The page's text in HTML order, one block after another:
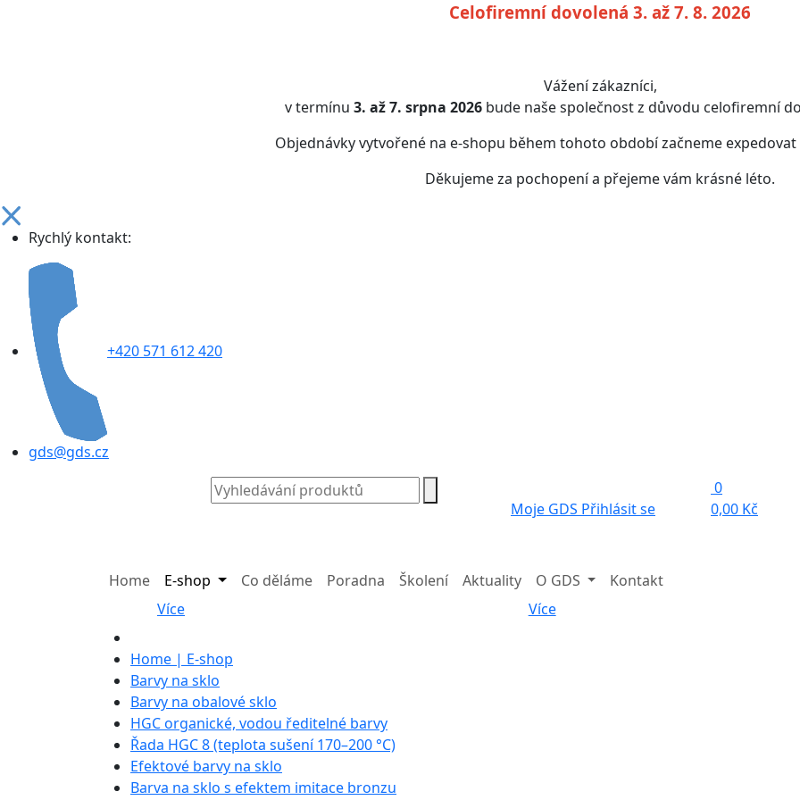
Celofiremní dovolená 3. až 7. 8. 2026
Vážení zákazníci,
v termínu 3. až 7. srpna 2026bude naše společnost z důvodu celofiremní
Objednávky vytvořené na e-shopu během tohoto období začneme expedovat
Děkujeme za pochopení a přejeme vám krásné léto.
Rychlý kontakt:
+420 571 612 420
gds@gds.cz
Moje GDS Přihlásit se
0
0,00 Kč
Home
E-shop
Více
Co děláme Poradna Školení Aktuality
O GDS
Více
Kontakt
Home | E-shop
Barvy na sklo
Barvy na obalové sklo
HGC organické, vodou ředitelné barvy
Řada HGC 8 (teplota sušení 170–200 °C)
Efektové barvy na sklo
Barva na sklo s efektem imitace bronzu